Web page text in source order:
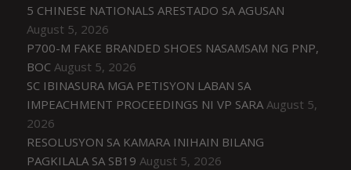
5 CHINESE NATIONALS ARESTADO SA AGUSAN
August 5, 2026
P700-M FAKE BRANDED SHOES NASAMSAM NG PNP,
BOC August 5, 2026
SC IBINASURA MGA PETISYON LABAN SA
IMPEACHMENT PROCEEDINGS NI VP SARA August 5,
2026
RESOLUSYON SA KAMARA INIHAIN BILANG
PAGKILALA SA SB19 August 5, 2026